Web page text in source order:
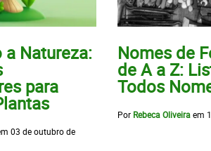
a Natureza:
para
03 de outubro de
Nomes de
de A a Z:
Todos
Por Rebeca Oliveiraem